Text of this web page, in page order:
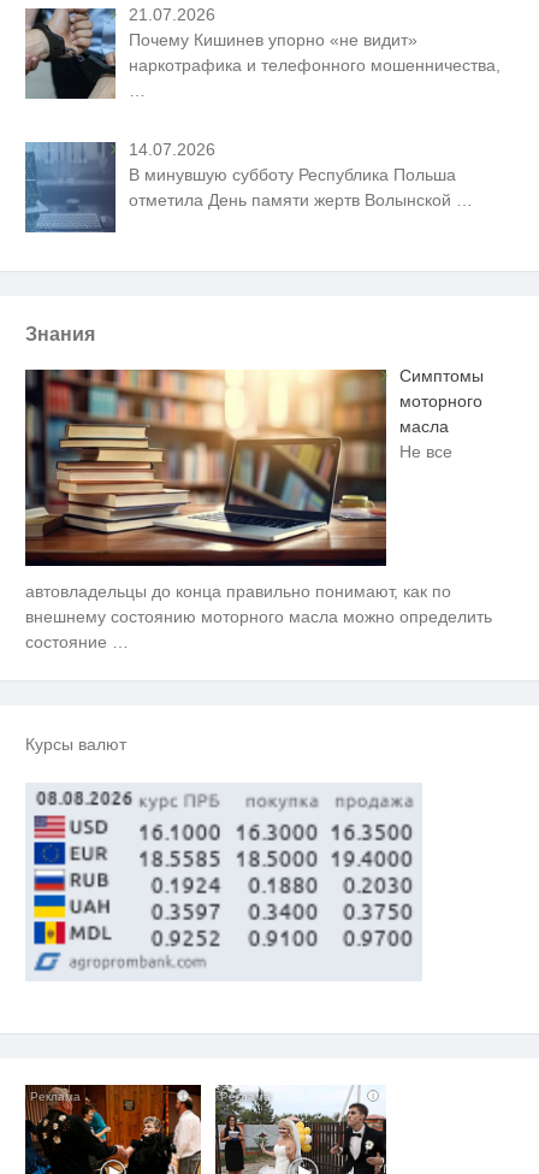
21.07.2026
Почему Кишинев упорно «не видит»
наркотрафика и телефонного мошенничества,
…
14.07.2026
В минувшую субботу Республика Польша
отметила День памяти жертв Волынской
Знания
Симптомы
моторного
масла
Не все
автовладельцы до конца правильно понимают, как по
внешнему состоянию моторного масла можно определить
состояние
Курсы валют
i i
Королева вагона отожгла! Видео
не оставит равнодушным
пересмотришь не раз